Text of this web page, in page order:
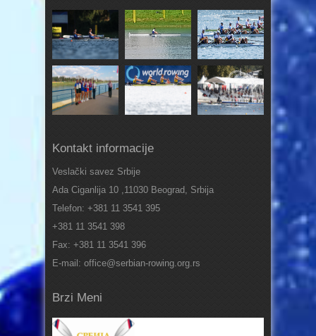
Kontakt informacije
Veslački savez Srbije
Ada Ciganlija 10 ,11030 Beograd, Srbija
Telefon: +381 11 3541 395
+381 11 3541 398
Fax: +381 11 3541 396
E-mail: office@serbian-rowing.org.rs
Brzi Meni